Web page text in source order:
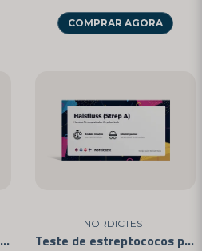
COMPRAR AGORA
Teste multissubstância - As 12 drogas mais comuns
NORDICTEST
Teste de estreptococos para uso doméstico